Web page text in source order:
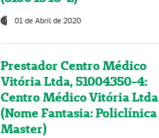
01 de Abril de 2020
Prestador Centro Médico
Vitória Ltda, 51004350-4:
Centro Médico Vitória Ltda
(Nome Fantasia: Policlínica
Master)